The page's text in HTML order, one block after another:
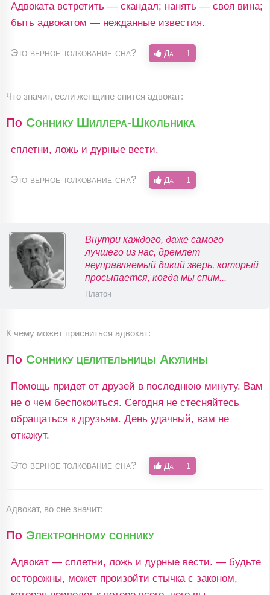
Адвоката встретить — скандал; нанять — своя вина;
быть адвокатом — нежданные известия.
Это верное толкование сна? Да 1
Что значит, если женщине снится адвокат:
По Соннику Шиллера-Школьника
сплетни, ложь и дурные вести.
Это верное толкование сна? Да 1
Внутри каждого, даже самого
лучшего из нас, дремлет
неуправляемый дикий зверь, который
просыпается, когда мы спим...
Платон
К чему может присниться адвокат:
По Соннику целительницы Акулины
Помощь придет от друзей в последнюю минуту. Вам
не о чем беспокоиться. Сегодня не стесняйтесь
обращаться к друзьям. День удачный, вам не
откажут.
Это верное толкование сна? Да 1
Адвокат, во сне значит:
По Электронному соннику
Адвокат — сплетни, ложь и дурные вести. — будьте
осторожны, может произойти стычка с законом,